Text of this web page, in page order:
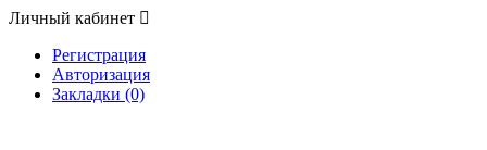
Личный кабинет
Регистрация
Авторизация
Закладки (0)